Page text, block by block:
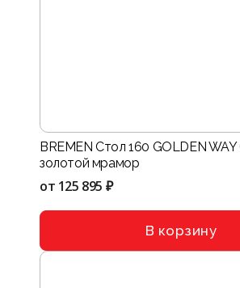
BREMEN Стол 160 GOLDEN WAY
золотой мрамор
от 125 895 ₽
В корзину